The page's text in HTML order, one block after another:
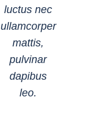
luctus nec
ullamcorper
mattis,
pulvinar
dapibus
leo.